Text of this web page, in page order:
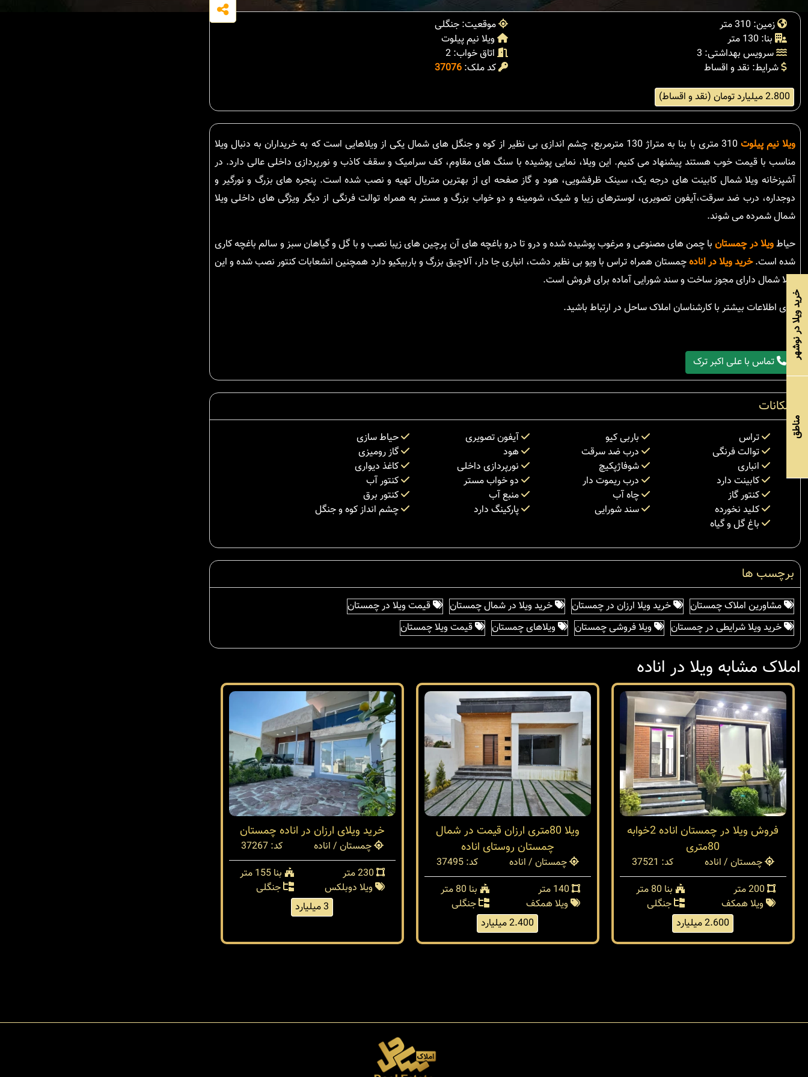
زمین: 310 متر
موقعیت: جنگلی
بنا: 130 متر
ویلا نیم پیلوت
سرویس بهداشتی: 3
اتاق خواب: 2
شرایط: نقد و اقساط
کد ملک: 37076
2.800 میلیارد تومان (نقد و اقساط)
ویلا نیم پیلوت
310 متری با بنا به متراژ 130 مترمربع، چشم اندازی بی نظیر از کوه و جنگل های شمال یکی از ویلاهایی است که به خریداران به دنبال ویلا
مناسب با قیمت خوب هستند پیشنهاد می کنیم. این ویلا، نمایی پوشیده با سنگ های مقاوم، کف سرامیک و سقف کاذب و نورپردازی داخلی عالی دارد. در
آشپزخانه ویلا شمال کابینت های درجه یک، سینک ظرفشویی، هود و گاز صفحه ای از بهترین متریال تهیه و نصب شده است. پنجره های بزرگ و نورگیر و
دوجداره، درب ضد سرقت،آیفون تصویری، لوسترهای زیبا و شیک، شومینه و دو خواب بزرگ و مستر به همراه توالت فرنگی از دیگر ویژگی های داخلی ویلا
شمال شمرده می شوند.
حیاطویلا در چمستانبا چمن های مصنوعی و مرغوب پوشیده شده و درو تا درو باغچه های آن پرچین های زیبا نصب و با گل و گیاهان سبز و سالم باغچه کاری
شده است.خرید ویلا در انادهچمستان همراه تراس با ویو بی نظیر دشت، انباری جا دار، آلاچیق بزرگ و باربیکیو دارد همچنین انشعابات کنتور نصب شده و این
ویلا شمال دارای مجوز ساخت و سند شورایی آماده برای فروش است.
برای اطلاعات بیشتر با کارشناسان املاک ساحل در ارتباط باشید.
تماس با علی اکبر ترک
امکانات
تراس باربی کیو آیفون تصویری
حیاط سازی
توالت فرنگی
درب ضد سرقت هود
گاز رومیزی
انباری
شوفاژپکیچ نورپردازی داخلی
کاغذ دیواری
کابینت دارد
درب ریموت دار دو خواب مستر
کنتور آب
کنتور گاز
چاه آب منبع آب
کنتور برق
کلید نخورده
سند شورایی پارکینگ دارد
چشم انداز کوه و جنگل
باغ گل و گیاه
برچسب ها
مشاورین املاک چمستان خرید ویلا ارزان در چمستان خرید ویلا در شمال چمستان
قیمت ویلا در چمستان
خرید ویلا شرایطی در چمستان
ویلا فروشی چمستان ویلاهای چمستان قیمت ویلا چمستان
املاک مشابه ویلا در اناده
فروش ویلا در چمستان اناده 2خوابه
80متری
چمستان / اناده
کد: 37521
بنا 80 متر
ویلا همکف
جنگلی
2.600 میلیارد
ویلا 80متری ارزان قیمت در شمال
چمستان روستای اناده
چمستان / اناده
کد: 37495
بنا 80 متر
ویلا همکف
جنگلی
2.400 میلیارد
خرید ویلای ارزان در اناده چمستان
چمستان / اناده
کد: 37267
بنا 155 متر
ویلا دوبلکس
جنگلی
3 میلیارد
خرید ویلا در نوشهر
مناطق